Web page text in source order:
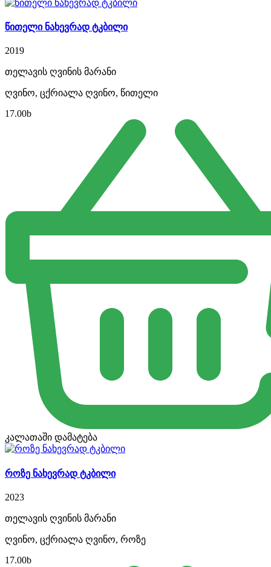
წითელი ნახევრად ტკბილი
2019
თელავის ღვინის მარანი
ღვინო, ცქრიალა ღვინო, წითელი
17.00b
კალათაში დამატება
როზე ნახევრად ტკბილი
2023
თელავის ღვინის მარანი
ღვინო, ცქრიალა ღვინო, როზე
17.00b